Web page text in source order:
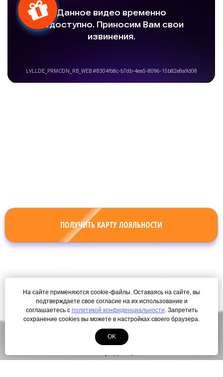
ПОЛУЧИТЬ КАРТУ ЛОЯЛЬНОСТИ
© Copyright 2000-2026. Все права защищены.
Разработка сайтаЛегионА
На сайте применяются cookie-файлы. Оставаясь на сайте, вы
подтверждаете свое согласие на их использование и
соглашаетесь с политикой конфиденциальности. Запретить
сохранение cookies вы можете в настройках своего браузера.
OK